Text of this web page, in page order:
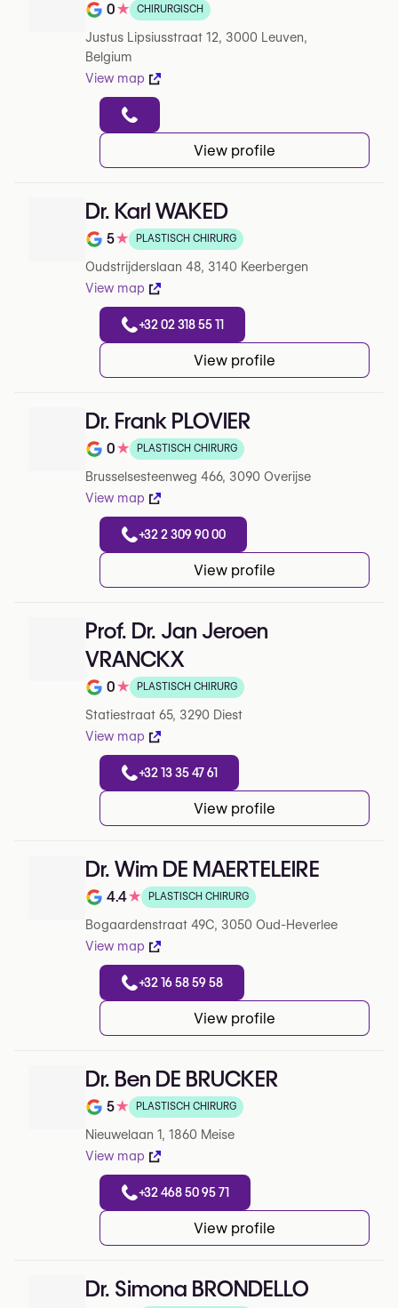
Beoordeling op 5 op Google
0★ CHIRURGISCH
Justus Lipsiusstraat 12, 3000 Leuven,
Belgium
View map
View profile
Dr. Karl WAKED
Note de 5 sur 5 sur Google
5★ PLASTISCH CHIRURG
Oudstrijderslaan 48, 3140 Keerbergen
View map
+32 02 318 55 11
View profile
Dr. Frank PLOVIER
Note de 0 sur 5 sur Google
0★ PLASTISCH CHIRURG
Brusselsesteenweg 466, 3090 Overijse
View map
+32 2 309 90 00
View profile
Prof. Dr. Jan Jeroen
VRANCKX
Note de 0 sur 5 sur Google
0★ PLASTISCH CHIRURG
Statiestraat 65, 3290 Diest
View map
+32 13 35 47 61
View profile
Dr. Wim DE MAERTELEIRE
Note de 4.4 sur 5 sur Google
4.4★ PLASTISCH CHIRURG
Bogaardenstraat 49C, 3050 Oud-Heverlee
View map
+32 16 58 59 58
View profile
Dr. Ben DE BRUCKER
Note de 5 sur 5 sur Google
5★ PLASTISCH CHIRURG
Nieuwelaan 1, 1860 Meise
View map
+32 468 50 95 71
View profile
Dr. Simona BRONDELLO